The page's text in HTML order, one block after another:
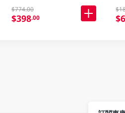
$774.00
$398.00